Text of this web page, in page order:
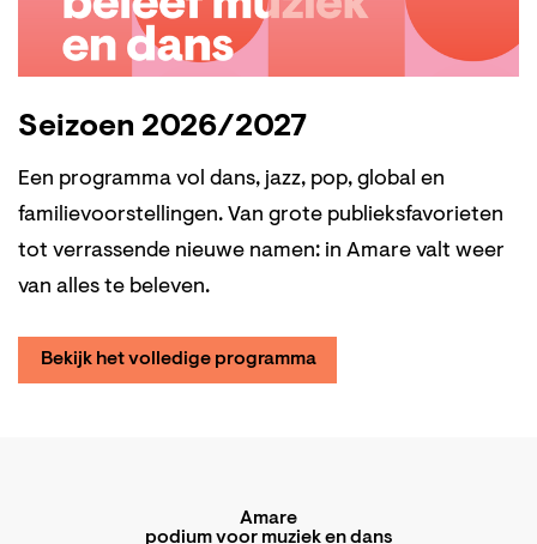
Seizoen 2026/2027
Een programma vol dans, jazz, pop, global en
familievoorstellingen. Van grote publieksfavorieten
tot verrassende nieuwe namen: in Amare valt weer
van alles te beleven.
Bekijk het volledige programma
Amare
podium voor muziek en dans